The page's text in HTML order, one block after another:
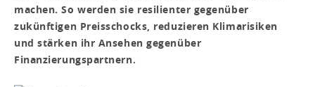
machen. So werden sie resilienter gegenüber
zukünftigen Preisschocks, reduzieren Klimarisiken
und stärken ihr Ansehen gegenüber
Finanzierungspartnern.